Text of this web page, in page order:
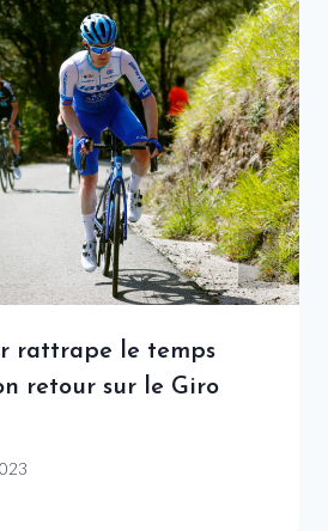
rattrape le temps
retour sur le Giro